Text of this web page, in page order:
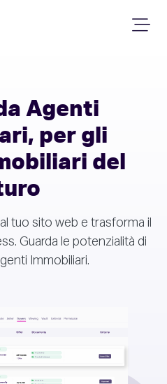
Agenti
per gli
del
tuo sito web e trasforma il
Guarda le potenzialità di
Immobiliari.